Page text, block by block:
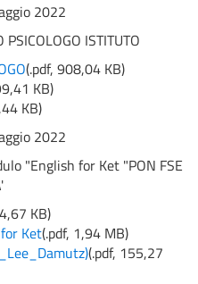
2022
PSICOLOGO ISTITUTO
(.pdf, 908,04 KB)
KB)
KB)
2022
"English for Ket "PON FSE
KB)
for Ket(.pdf, 1,94 MB)
(.pdf, 155,27